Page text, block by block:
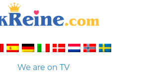
We are on TV